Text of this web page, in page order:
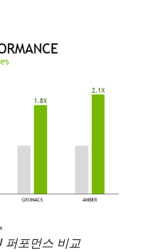
퍼포먼스 비교